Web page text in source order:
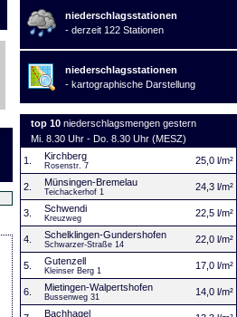
niederschlagsstationen
- derzeit 122 Stationen
niederschlagsstationen
- kartographische Darstellung
top 10 niederschlagsmengen gestern
Mi. 8.30 Uhr - Do. 8.30 Uhr (MESZ)
1.
Kirchberg
Rosenstr. 7 25,0 l/m²
2. Münsingen-Bremelau
Teichackerhof 1 24,3 l/m²
3. Schwendi
Kreuzweg 22,5 l/m²
4. Schelklingen-Gundershofen
Schwarzer-Straße 14 22,0 l/m²
5. Gutenzell
Kleinser Berg 1 17,0 l/m²
6. Mietingen-Walpertshofen
Bussenweg 31 14,0 l/m²
Bachhagel